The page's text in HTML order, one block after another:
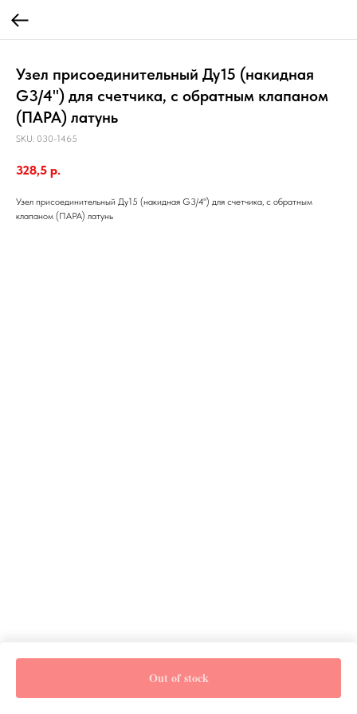
Узел присоединительный Ду15 (накидная
G3/4") для счетчика, с обратным клапаном
(ПАРА) латунь
SKU: 030-1465
328,5 р.
Out of stock
Узел присоединительный Ду15 (накидная G3/4") для счетчика, с обратным
клапаном (ПАРА) латунь